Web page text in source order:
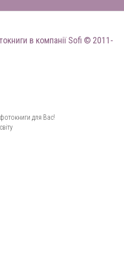
в компанії Sofi © 2011-
для Вас!